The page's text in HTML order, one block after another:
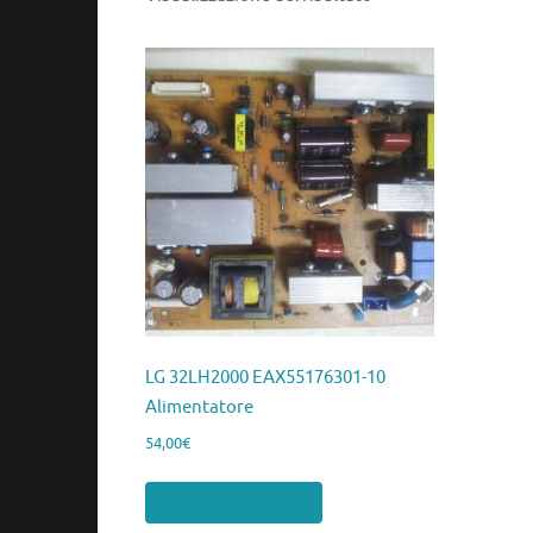
LG 32LH2000 EAX55176301-10
Alimentatore
54,00€